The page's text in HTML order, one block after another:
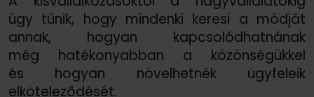
úgy tűnik, hogy mindenki keresi a módját
annak, hogyan kapcsolódhatnának
még hatékonyabban a közönségükkel
és hogyan növelhetnék ügyfeleik
elköteleződését.